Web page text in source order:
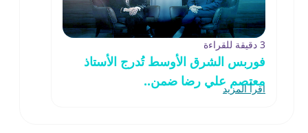
3 دقيقة للقراءة
فوربس الشرق الأوسط تُدرج الأستاذ
معتصم علي رضا ضمن..
اقرأ المزيد